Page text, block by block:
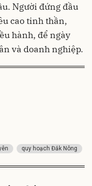
Người đứng đầu
cao tinh thần,
hành, để ngày
và doanh nghiệp.
quy hoạch Đắk Nông